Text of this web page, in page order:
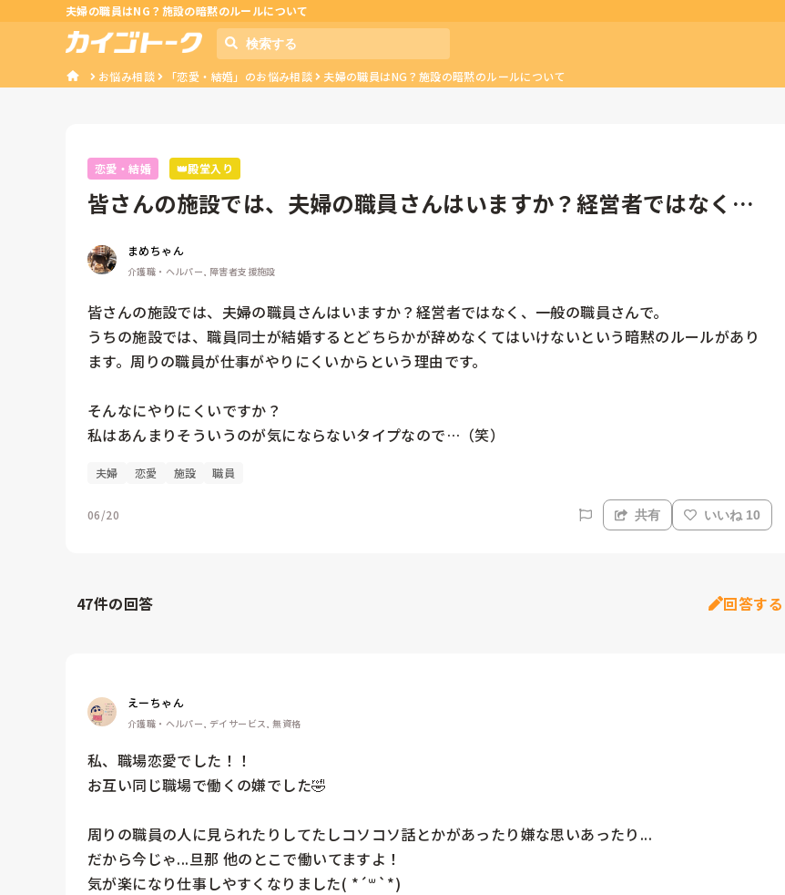
夫婦の職員はNG？施設の暗黙のルールについて
お悩み相談 「恋愛・結婚」のお悩み相談 夫婦の職員はNG？施設の暗黙のルールについて
恋愛・結婚 👑殿堂入り
皆さんの施設では、夫婦の職員さんはいますか？経営者ではなく、
まめちゃん
介護職・ヘルパー, 障害者支援施設
皆さんの施設では、夫婦の職員さんはいますか？経営者ではなく、一般の職員さんで。
うちの施設では、職員同士が結婚するとどちらかが辞めなくてはいけないという暗黙のルールがあり
ます。周りの職員が仕事がやりにくいからという理由です。
そんなにやりにくいですか？
私はあんまりそういうのが気にならないタイプなので…（笑）
夫婦 恋愛 施設 職員
06/20 共有 いいね 10
47件の回答 回答する
えーちゃん
介護職・ヘルパー, デイサービス, 無資格
私、職場恋愛でした！！
お互い同じ職場で働くの嫌でした🤣
周りの職員の人に見られたりしてたしコソコソ話とかがあったり嫌な思いあったり...
だから今じゃ...旦那 他のとこで働いてますよ！
気が楽になり仕事しやすくなりました( *´꒳`*)